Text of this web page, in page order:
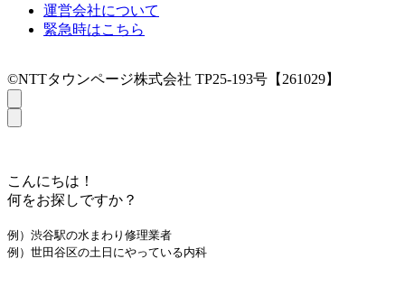
運営会社について
緊急時はこちら
©NTTタウンページ株式会社 TP25-193号【261029】
こんにちは！
何をお探しですか？
例）渋谷駅の水まわり修理業者
例）世田谷区の土日にやっている内科